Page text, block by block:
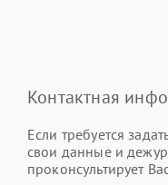
Контактная
Если требуется
свои данные и
проконсультирует